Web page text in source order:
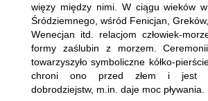
więzy między nimi. W ciągu wieków
Śródziemnego, wśród Fenicjan,
Wenecjan itd. relacjom człowiek-
formy zaślubin z morzem.
towarzyszyło symboliczne kółko-
chroni ono przed złem i jest
dobrodziejstw, m.in. daje moc pływania.